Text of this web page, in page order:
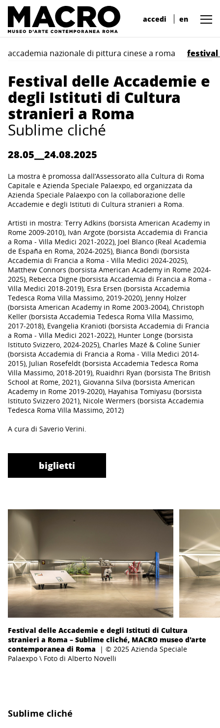
accedi en
accademia nazionale di pittura cinese a roma festival
Festival delle Accademie e
degli Istituti di Cultura
stranieri a Roma
Sublime cliché
28.05__24.08.2025
La mostra è promossa dall’Assessorato alla Cultura di Roma
Capitale e Azienda Speciale Palaexpo, ed organizzata da
Azienda Speciale Palaexpo con la collaborazione delle
Accademie e degli Istituti di Cultura stranieri a Roma.
Artisti in mostra: Terry Adkins (borsista American Academy in
Rome 2009-2010), Iván Argote (borsista Accademia di Francia
a Roma - Villa Medici 2021-2022), Joel Blanco (Real Academia
de España en Roma, 2024-2025), Bianca Bondi (borsista
Accademia di Francia a Roma - Villa Medici 2024-2025),
Matthew Connors (borsista American Academy in Rome 2024-
2025), Rebecca Digne (borsista Accademia di Francia a Roma -
Villa Medici 2018-2019), Esra Ersen (borsista Accademia
Tedesca Roma Villa Massimo, 2019-2020), Jenny Holzer
(borsista American Academy in Rome 2003-2004), Christoph
Keller (borsista Accademia Tedesca Roma Villa Massimo,
2017-2018), Evangelia Kranioti (borsista Accademia di Francia
a Roma - Villa Medici 2021-2022), Hunter Longe (borsista
Istituto Svizzero, 2024-2025), Charles Mazé & Coline Sunier
(borsista Accademia di Francia a Roma - Villa Medici 2014-
2015), Julian Rosefeldt (borsista Accademia Tedesca Roma
Villa Massimo, 2018-2019), Ruaidhri Ryan (borsista The British
School at Rome, 2021), Giovanna Silva (borsista American
Academy in Rome 2019-2020), Hayahisa Tomiyasu (borsista
Istituto Svizzero 2021), Nicole Wermers (borsista Accademia
Tedesca Roma Villa Massimo, 2012)
A cura di Saverio Verini.
biglietti
Festival delle Accademie e degli Istituti di Cultura
stranieri a Roma – Sublime cliché, MACRO museo d'arte
contemporanea di Roma | © 2025 Azienda Speciale
Palaexpo \ Foto di Alberto Novelli
Sublime cliché